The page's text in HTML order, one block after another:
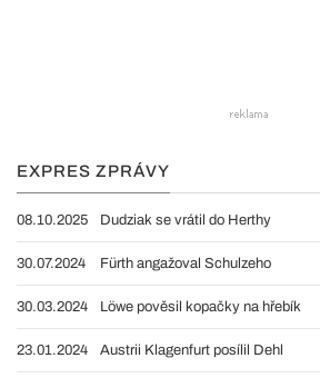
EXPRES ZPRÁVY
08.10.2025 Dudziak se vrátil do Herthy
30.07.2024 Fürth angažoval Schulzeho
30.03.2024 Löwe pověsil kopačky na hřebík
23.01.2024 Austrii Klagenfurt posílil Dehl